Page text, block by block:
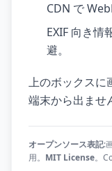
CDN で
EXIF 向き情
避。
上のボックスに
端末から出ませ
オープンソース表記:
用。 MIT License。